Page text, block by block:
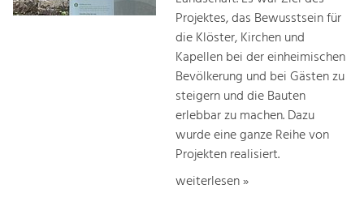
Projektes, das Bewusstsein für
die Klöster, Kirchen und
Kapellen bei der einheimischen
Bevölkerung und bei Gästen zu
steigern und die Bauten
erlebbar zu machen. Dazu
wurde eine ganze Reihe von
Projekten realisiert.
weiterlesen »